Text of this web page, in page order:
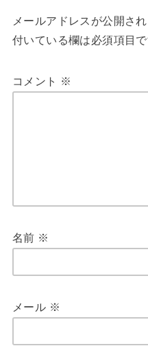
メールアドレスが公開さ
付いている欄は必須項目
コメント ※
名前 ※
メール ※